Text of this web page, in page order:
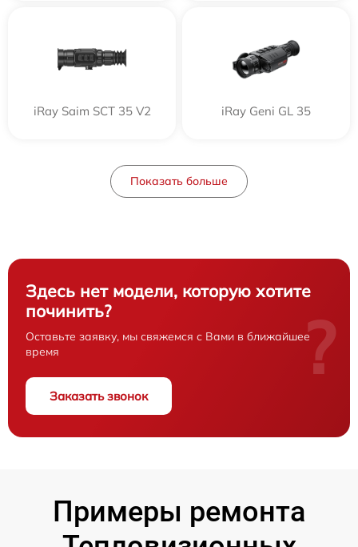
iRay Saim SCT 35 V2 iRay Geni GL 35
Показать больше
Здесь нет модели, которую хотите
починить?
Оставьте заявку, мы свяжемся с Вами в ближайшее
время
Заказать звонок
?
Примеры ремонта